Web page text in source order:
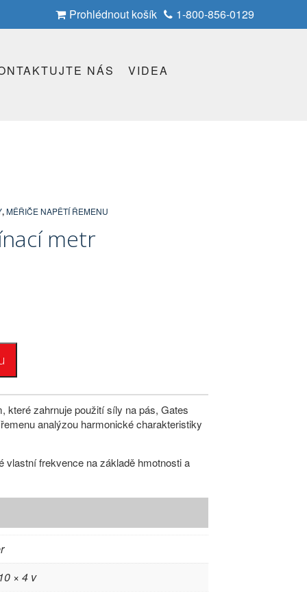
1-800-856-0129
Prohlédnout košík
NÁS
VIDEA
,MĚŘIČE NAPĚTÍ ŘEMENU
metr
které zahrnuje použití síly na pás, Gates
analýzou harmonické charakteristiky
vlastní frekvence na základě hmotnosti a
× 4 v